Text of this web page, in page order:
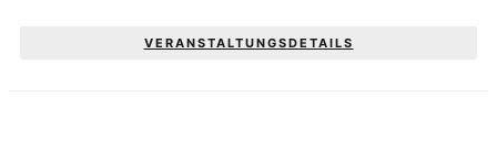
VERANSTALTUNGSDETAILS